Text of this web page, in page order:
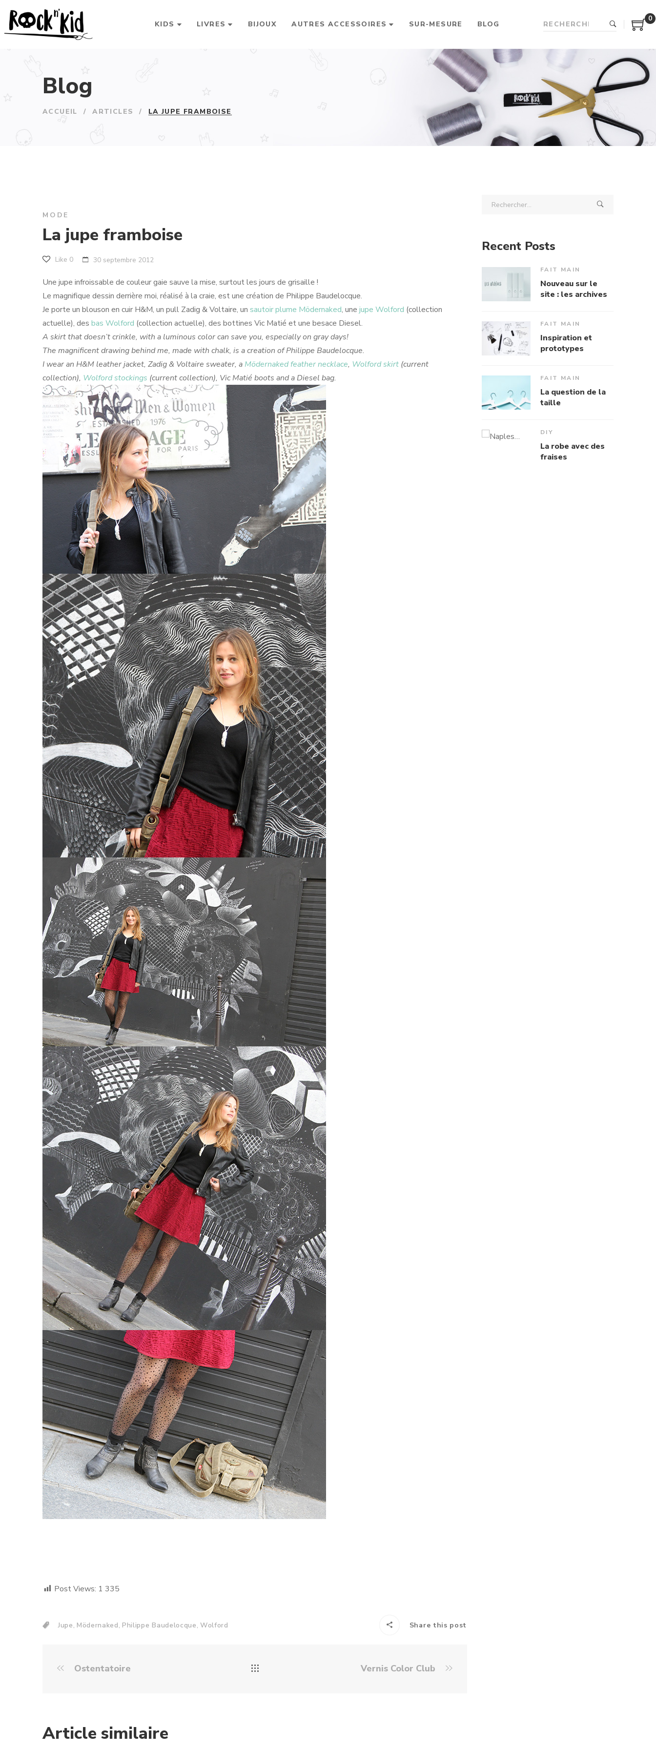
KIDS LIVRES BIJOUX AUTRES ACCESSOIRES SUR-MESURE BLOG
0
Blog
ACCUEIL / ARTICLES / LA JUPE FRAMBOISE
MODE
La jupe framboise
Like 0 30 septembre 2012
Une jupe infroissable de couleur gaie sauve la mise, surtout les jours de grisaille !
Le magnifique dessin derrière moi, réalisé à la craie, est une création de Philippe Baudelocque.
Je porte un blouson en cuir H&M, un pull Zadig & Voltaire, un sautoir plume Mödernaked, une jupe Wolford (collection
actuelle), des bas Wolford (collection actuelle), des bottines Vic Matié et une besace Diesel.
A skirt that doesn’t crinkle, with a luminous color can save you, especially on gray days!
The magnificent drawing behind me, made with chalk, is a creation of Philippe Baudelocque.
I wear an H&M leather jacket, Zadig & Voltaire sweater, a Mödernaked feather necklace, Wolford skirt (current
collection), Wolford stockings (current collection), Vic Matié boots and a Diesel bag.
Post Views: 1 335
Jupe, Mödernaked, Philippe Baudelocque, Wolford Share this post
Ostentatoire Vernis Color Club
Article similaire
Recent Posts
FAIT MAIN
Nouveau sur le
site : les archives
FAIT MAIN
Inspiration et
prototypes
FAIT MAIN
La question de la
taille
DIY
La robe avec des
fraises